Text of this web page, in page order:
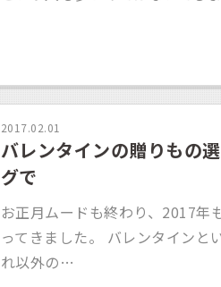
2017.02.01
バレンタインの贈りもの
グで
お正月ムードも終わり、2017年
ってきました。 バレンタインと
れ以外の…